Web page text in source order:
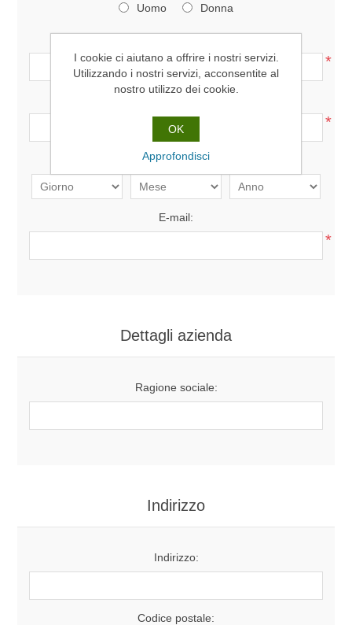
Uomo Donna
Nome:
*
*
Data di nascita:
E-mail:
*
Dettagli azienda
Ragione sociale:
Indirizzo
Indirizzo:
Codice postale:
I cookie ci aiutano a offrire i nostri servizi.
Utilizzando i nostri servizi, acconsentite al
nostro utilizzo dei cookie.
OK
Approfondisci